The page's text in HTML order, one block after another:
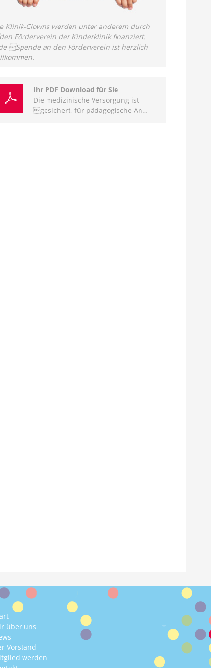
Klinik-Clowns werden unter anderem durch
Förderverein der Kinderklinik finanziert.
Spende an den Förderverein ist herzlich
Ihr PDF Download für Sie
Die medizinische Versorgung ist
gesichert, für pädagogische An…
über uns
Vorstand
werden